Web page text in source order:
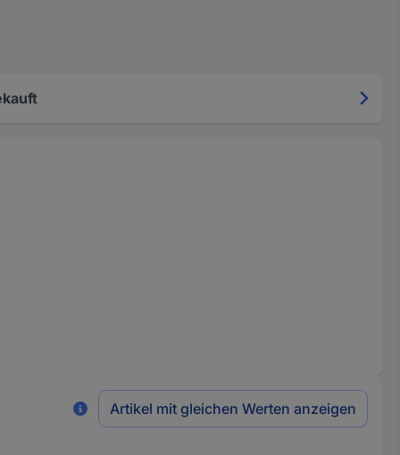
Artikel mit gleichen Werten anzeigen